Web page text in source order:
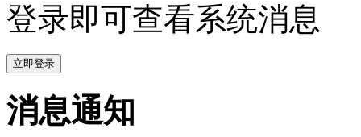
登录即可查看系统消息
立即登录
消息通知